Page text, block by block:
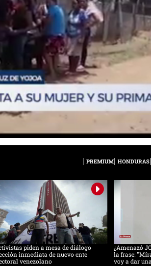
PREMIUM HONDURAS
piden a mesa de diálogo
inmediata de nuevo ente
venezolano
¿Amenazó
la frase:
voy a dar